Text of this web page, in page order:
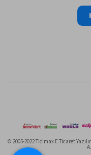
© 2005-2022 Ticimax E Ticaret